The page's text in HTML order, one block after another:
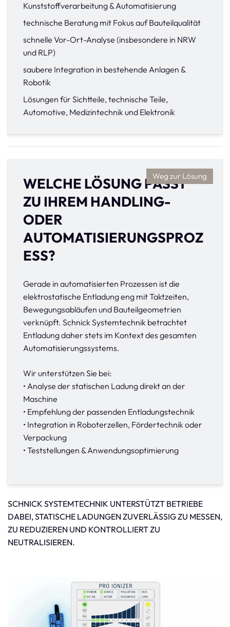
Kunststoffverarbeitung & Automatisierung
technische Beratung mit Fokus auf Bauteilqualität
schnelle Vor-Ort-Analyse (insbesondere in NRW
und RLP)
saubere Integration in bestehende Anlagen &
Robotik
Lösungen für Sichtteile, technische Teile,
Automotive, Medizintechnik und Elektronik
Weg zur Lösung
WELCHE LÖSUNG PASST
ZU IHREM HANDLING-
ODER
AUTOMATISIERUNGSPROZ
ESS?
Gerade in automatisierten Prozessen ist die
elektrostatische Entladung eng mit Taktzeiten,
Bewegungsabläufen und Bauteilgeometrien
verknüpft. Schnick Systemtechnik betrachtet
Entladung daher stets im Kontext des gesamten
Automatisierungssystems.
Wir unterstützen Sie bei:
• Analyse der statischen Ladung direkt an der
Maschine
• Empfehlung der passenden Entladungstechnik
• Integration in Roboterzellen, Fördertechnik oder
Verpackung
• Teststellungen & Anwendungsoptimierung
SCHNICK SYSTEMTECHNIK UNTERSTÜTZT BETRIEBE
DABEI, STATISCHE LADUNGEN ZUVERLÄSSIG ZU MESSEN,
ZU REDUZIEREN UND KONTROLLIERT ZU
NEUTRALISIEREN.